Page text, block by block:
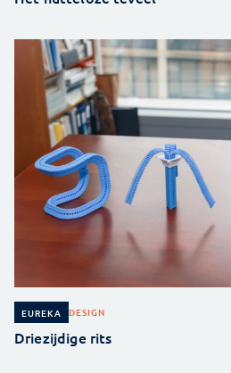
EUREKA DESIGN
Driezijdige rits